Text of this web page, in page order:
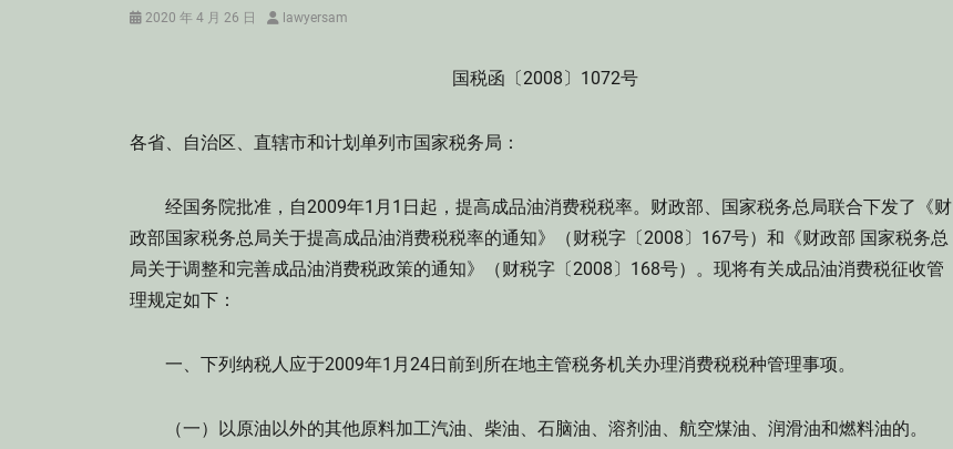
Posted
2020 年 4 月 26 日 Authorlawyersam
国税函〔2008〕1072号
各省、自治区、直辖市和计划单列市国家税务局：
经国务院批准，自2009年1月1日起，提高成品油消费税税率。财政部、国家税务总局联合下发了《财
政部国家税务总局关于提高成品油消费税税率的通知》（财税字〔2008〕167号）和《财政部 国家税务总
局关于调整和完善成品油消费税政策的通知》（财税字〔2008〕168号）。现将有关成品油消费税征收管
理规定如下：
一、下列纳税人应于2009年1月24日前到所在地主管税务机关办理消费税税种管理事项。
（一）以原油以外的其他原料加工汽油、柴油、石脑油、溶剂油、航空煤油、润滑油和燃料油的。